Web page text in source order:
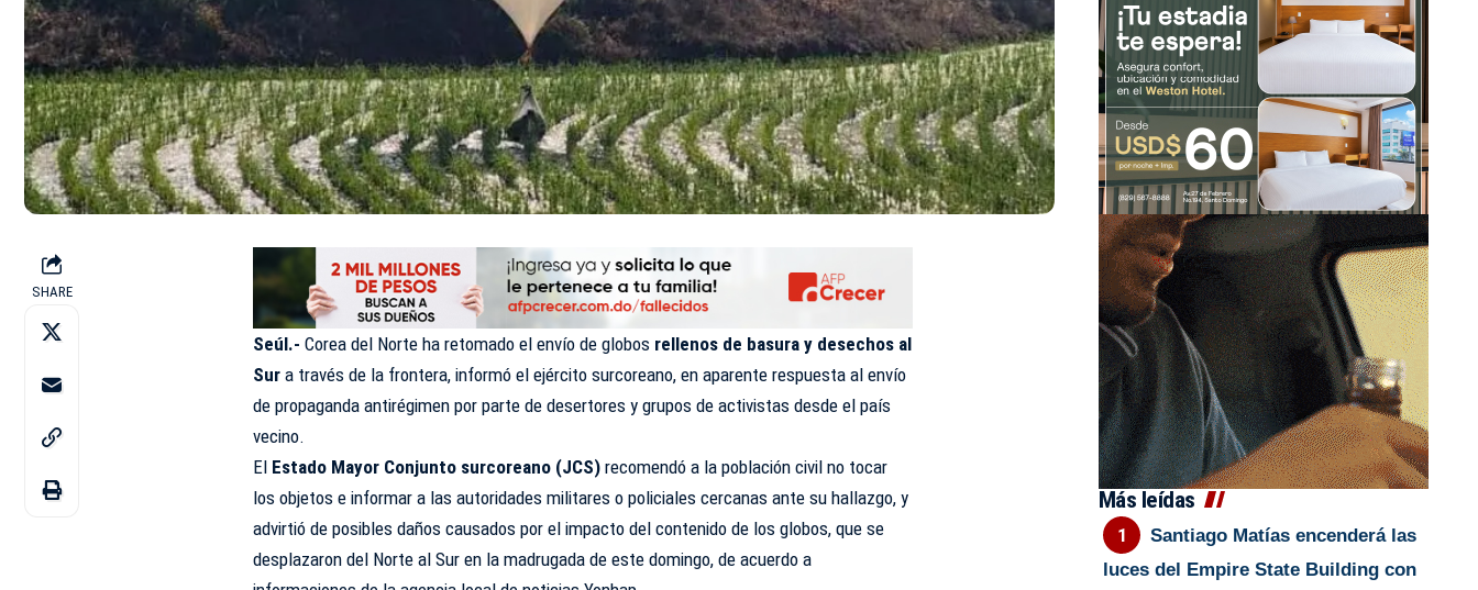
SHARE
Seúl.- Corea del Norte ha retomado el envío de globos rellenos de basura y desechos al
Sur a través de la frontera, informó el ejército surcoreano, en aparente respuesta al envío
de propaganda antirégimen por parte de desertores y grupos de activistas desde el país
vecino.
El Estado Mayor Conjunto surcoreano (JCS)recomendó a la población civil no tocar
los objetos e informar a las autoridades militares o policiales cercanas ante su hallazgo, y
advirtió de posibles daños causados por el impacto del contenido de los globos, que se
desplazaron del Norte al Sur en la madrugada de este domingo, de acuerdo a
Más leídas
Santiago Matías encenderá las
luces del Empire State Building con